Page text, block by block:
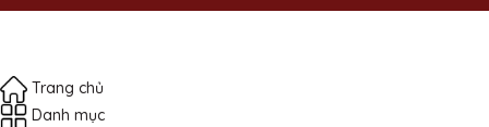
Trang chủ
Danh mục